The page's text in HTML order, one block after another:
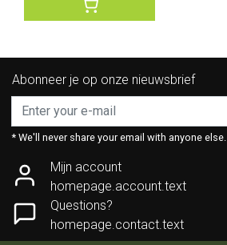
Abonneer je op onze nieuwsbrief
* We'll never share your email with anyone else.
Mijn account
homepage.account.text
Questions?
homepage.contact.text